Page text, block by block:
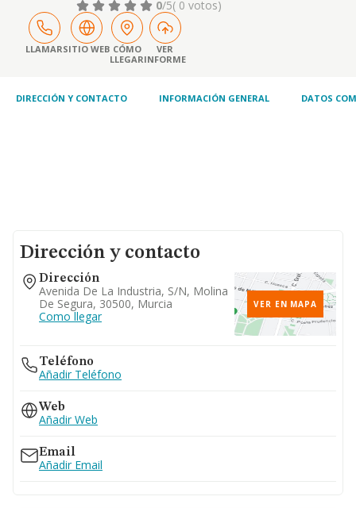
productos agrícolas y ganaderos en fincas
propias o arrendadas. 2. la adquisición de
fincas rústicas y urbanas para su
explotación o arrendamiento
0/5( 0 votos)
LLAMARSITIO WEB CÓMO
LLEGAR
VER
INFORME
DIRECCIÓN Y CONTACTO INFORMACIÓN GENERAL DATOS
Dirección y contacto
Dirección
Avenida De La Industria, S/n, Molina
De Segura, 30500, Murcia
Como llegar
VER EN MAPA
Teléfono
Añadir Teléfono
Web
Añadir Web
Email
Añadir Email